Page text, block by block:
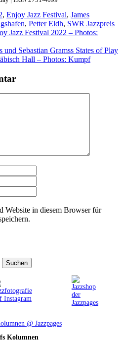
, Enjoy Jazz Festival, James
, Petter Eldh, SWR Jazzpreis
Jazz Festival 2022 – Photos:
Sebastian Gramss States of Play
Hall – Photos: Kumpf
Mail-
Adresse
Website in diesem Browser für
Suchen
Kolumnen